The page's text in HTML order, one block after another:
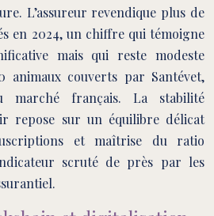
L’assureur revendique plus de
en 2024, un chiffre qui témoigne
mais qui reste modeste
animaux couverts par Santévet,
marché français. La stabilité
repose sur un équilibre délicat
et maîtrise du ratio
scruté de près par les